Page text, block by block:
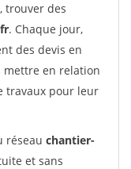
trouver des
. Chaque jour,
des devis en
mettre en relation
travaux pour leur
réseau chantier-
et sans